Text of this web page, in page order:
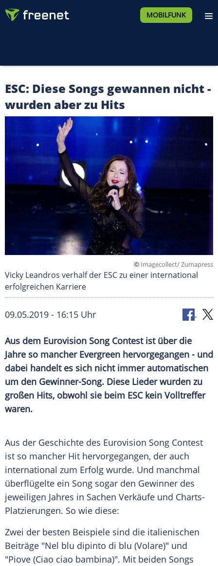
MOBILFUNK
ESC: Diese Songs gewannen nicht -
wurden aber zu Hits
© Imagecollect/ Zumapress
Vicky Leandros verhalf der ESC zu einer international
erfolgreichen Karriere
09.05.2019 - 16:15 Uhr
Aus dem Eurovision Song Contestist über die
Jahre so mancher Evergreen hervorgegangen - und
dabei handelt es sich nicht immer automatischen
um den Gewinner-Song. Diese Lieder wurden zu
großen Hits, obwohl sie beim ESC kein Volltreffer
waren.
Aus der Geschichte des Eurovision Song Contest
ist so mancher Hit hervorgegangen, der auch
international zum Erfolg wurde. Und manchmal
überflügelte ein Song sogar den Gewinner des
jeweiligen Jahres in Sachen Verkäufe und Charts-
Platzierungen. So wie diese:
Zwei der besten Beispiele sind die italienischen
Beiträge "Nel blu dipinto di blu (Volare)" und
"Piove (Ciao ciao bambina)". Mit beiden Songs